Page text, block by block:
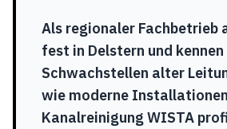
Als regionaler Fachbetrieb
fest in Delstern und
Schwachstellen alter
wie moderne
Kanalreinigung WISTA